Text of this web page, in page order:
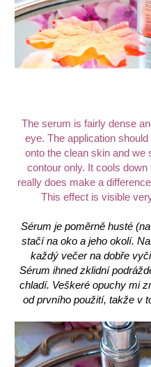
The serum is fairly dense
eye. The application
onto the clean skin and we
contour only. It cools
really does make a
This effect is visible
Sérum je poměrně husté
stačí na oko a jeho okolí.
každý večer na dobře
Sérum ihned zklidní
chladí. Veškeré opuchy mi
od prvního použití, takže v